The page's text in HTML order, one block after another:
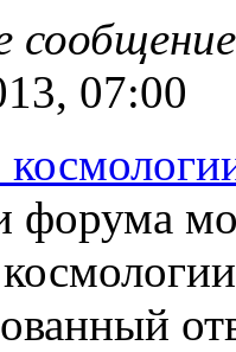
сообщение
07:00
форума